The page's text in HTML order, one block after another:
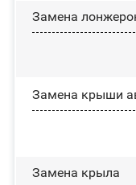
Замена
Замена крыши
Замена крыла